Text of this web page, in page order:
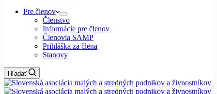
Pre členov
Členstvo
Informácie pre členov
Členovia SAMP
Prihláška za člena
Stanovy
Hľadať